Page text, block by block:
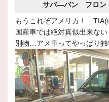
サバ―バン フロン
もうこれぞアメリカ！
国産車では絶対真似出来な
別物…アメ車ってやっぱり独